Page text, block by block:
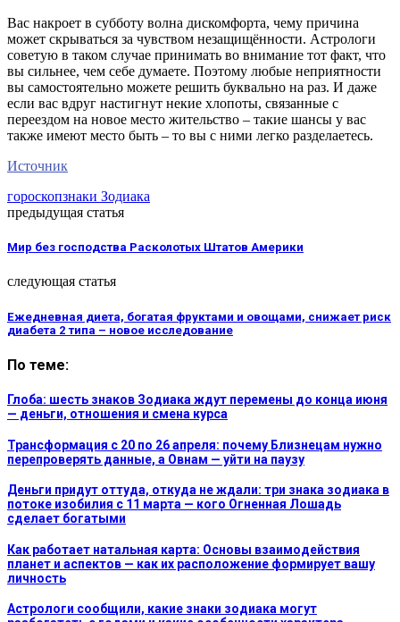
Вас накроет в субботу волна дискомфорта, чему причина
может скрываться за чувством незащищённости. Астрологи
советую в таком случае принимать во внимание тот факт, что
вы сильнее, чем себе думаете. Поэтому любые неприятности
вы самостоятельно можете решить буквально на раз. И даже
если вас вдруг настигнут некие хлопоты, связанные с
переездом на новое место жительство – такие шансы у вас
также имеют место быть – то вы с ними легко разделаетесь.
Источник
гороскопзнаки Зодиака
предыдущая статья
Мир без господства Расколотых Штатов Америки
следующая статья
Ежедневная диета, богатая фруктами и овощами, снижает риск
диабета 2 типа – новое исследование
По теме:
Глоба: шесть знаков Зодиака ждут перемены до конца июня
— деньги, отношения и смена курса
Трансформация с 20 по 26 апреля: почему Близнецам нужно
перепроверять данные, а Овнам — уйти на паузу
Деньги придут оттуда, откуда не ждали: три знака зодиака в
потоке изобилия с 11 марта — кого Огненная Лошадь
сделает богатыми
Как работает натальная карта: Основы взаимодействия
планет и аспектов — как их расположение формирует вашу
личность
Астрологи сообщили, какие знаки зодиака могут